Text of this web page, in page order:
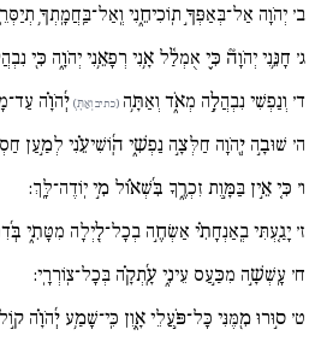
ב׳ יְהֹוָה אַל־בְּאַפְּךָ֣ תֽוֹכִיחֵ֑נִי וְֽאַל־בַּֽחֲמָֽתְךָ֥
ג׳ חָנֵּ֥נִי יְהֹוָה֘ כִּ֪י אֻמְלַ֫ל אָ֥נִי רְפָאֵ֥נִי יְהֹוָ֑ה כִּ֖י
ד׳ וְנַפְשִׁי נִבְהֲלָ֣ה מְאֹ֑ד וְאַתָּ֥ה (כתיב וְאַתָּ֥) יְ֜הֹוָ֗ה
ה׳ שׁוּבָ֣ה יְ֖הֹוָה חַלְּצָ֣ה נַפְשִׁ֑י הֽ֜וֹשִׁיעֵ֗נִי לְמַ֣עַן
ו׳ כִּ֚י אֵ֣ין בַּמָּ֣וֶת זִכְרֶ֑ךָ בִּ֜שְׁא֗וֹל מִ֣י יֽוֹדֶה־לָּֽךְ:
ז׳ יָגַ֚עְתִּי בְֽאַנְחָתִ֗י אַשְׂחֶ֣ה בְכָל־לַ֖יְלָה מִטָּתִ֑י
ח׳ עָֽשְׁשָׁ֣ה מִכַּ֣עַס עֵינִ֑י עָֽ֜תְקָ֗ה בְּכָל־צֽוֹרְרָֽי:
ט׳ ס֣וּרוּ מִ֖מֶּנִּי כָּל־פֹּ֣עֲלֵי אָ֑וֶן כִּֽי־שָׁמַ֥ע יְ֜הֹוָ֗ה